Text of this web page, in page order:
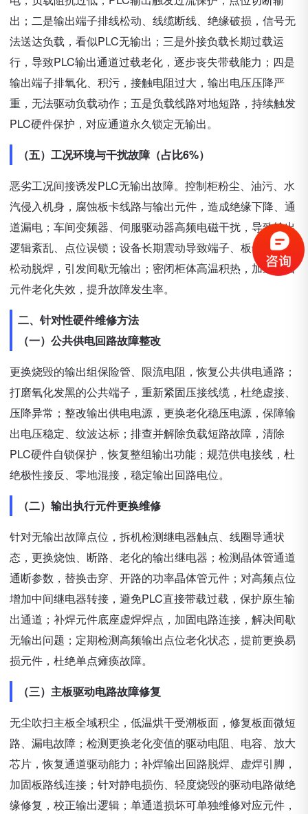
出；二是输出端子排线松动、线缆断线、绝缘破损，信号无
法送达负载，看似PLC无输出；三是外接负载长期过载运
行，导致PLC输出通道过载老化，逐步丧失带载能力；四是
输出端子排氧化、积污，接触电阻过大，输出电压压降严
重，无法驱动负载动作；五是负载线路对地短路，持续触发
PLC硬件保护，对应通道永久锁定无输出。
（五）工况环境与干扰故障（占比6%）
恶劣工况间接诱发PLC无输出故障。控制柜粉尘、油污、水
汽侵入机身，腐蚀板卡线路与输出元件，造成绝缘下降、通
道漏电；车间变频器、伺服驱动器高频电磁干扰，导致输出
逻辑紊乱、点位误锁；设备长期震动导致端子、板卡、排线
松动脱焊，引发间歇无输出；密闭柜体高温积热，加速输出
元件老化失效，提升故障发生率。
二、针对性硬件维修方法
（一）公共供电回路故障整改
更换烧毁的输出组保险管、限流电阻，恢复公共供电通路；
打磨氧化发黑的公共端子，重新紧固压接线缆，杜绝虚接、
压降异常；整改输出供电电源，更换老化稳压电源，保障输
出电压稳定、纹波达标；排查并解除负载短路故障，清除
PLC硬件自锁保护，恢复整组输出功能；规范供电接线，杜
绝极性接反、零地混接，稳定输出回路电位。
（二）输出执行元件更换维修
针对无输出故障点位，拆机检测继电器触点、线圈导通状
态，更换烧蚀、断路、老化的输出继电器；检测晶体管通道
通断参数，替换击穿、开路的功率晶体管元件；对高频点位
增加中间继电器转接，避免PLC直接带载过载，保护原生输
出通道；补焊元件底座虚焊焊点，加固电路连接，解决间歇
无输出问题；定期检测高频输出点位老化状态，提前更换易
损元件，杜绝单点瘫痪故障。
（三）主板驱动电路故障修复
无尘吹扫主板全域积尘，低温烘干受潮板面，修复板面微短
路、漏电故障；检测更换老化变值的驱动电阻、电容、放大
芯片，恢复通道驱动能力；补焊输出回路脱焊、虚焊引脚，
加固板路线连接；针对静电损伤、轻度烧毁的驱动电路做绝
缘修复，校正输出逻辑；单通道损坏可单独维修对应元件，